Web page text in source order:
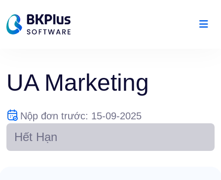
UA Marketing
Nộp đơn trước: 15-09-2025
Hết Hạn